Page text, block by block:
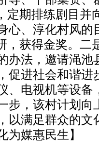
定期排练剧目并
心、淳化村风的
，获得金奖。二
办法，邀请渑池
促进社会和谐进
、电视机等设备
步，该村计划向
以满足群众的文
为媒惠民生】